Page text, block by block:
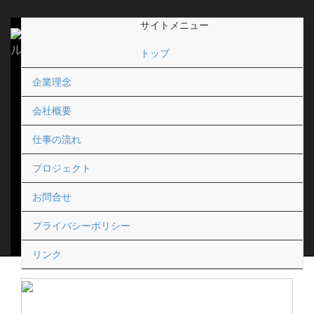
サイトメニュー
トップ
企業理念
会社概要
仕事の流れ
プロジェクト
お問合せ
プライバシーポリシー
リンク
プロジェクト（医療）
全7件中1-7件表示
みどり病院 新築工...